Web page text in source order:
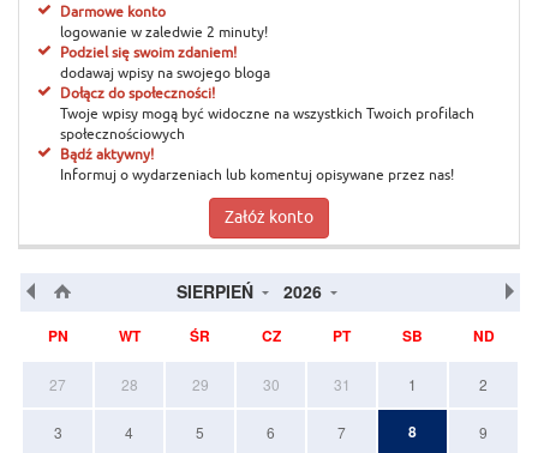
Darmowe konto
logowanie w zaledwie 2 minuty!
Podziel się swoim zdaniem!
dodawaj wpisy na swojego bloga
Dołącz do społeczności!
Twoje wpisy mogą być widoczne na wszystkich Twoich profilach
społecznościowych
Bądź aktywny!
Informuj o wydarzeniach lub komentuj opisywane przez nas!
Załóż konto
SIERPIEŃ 2026
PN WT ŚR CZ PT SB ND
27 28 29 30 31 1 2
3 4 5 6 7 8 9